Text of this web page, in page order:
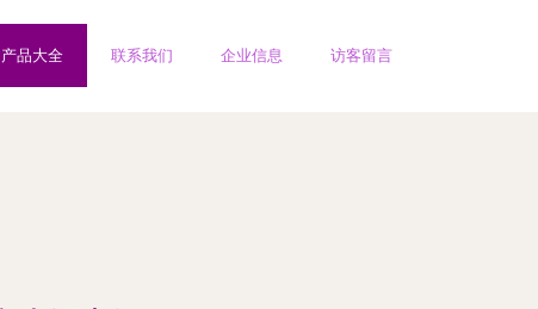
产品大全 联系我们 企业信息 访客留言